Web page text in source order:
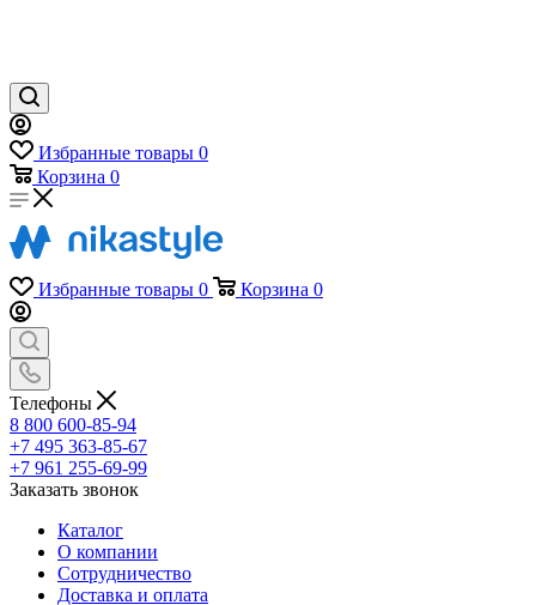
Избранные товары 0
Корзина 0
Избранные товары 0 Корзина 0
Телефоны
8 800 600-85-94
+7 495 363-85-67
+7 961 255-69-99
Заказать звонок
Каталог
О компании
Сотрудничество
Доставка и оплата